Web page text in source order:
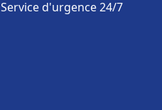
Service d'urgence 24/7